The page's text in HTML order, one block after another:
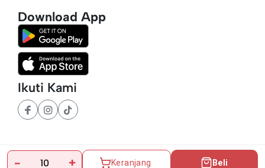
- + Keranjang Beli
Download App
Ikuti Kami
©2026 Baba Market. All Rights Reserved